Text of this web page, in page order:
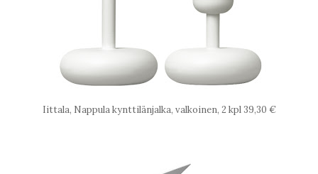
Iittala, Nappula kynttilänjalka, valkoinen, 2 kpl 39,30 €